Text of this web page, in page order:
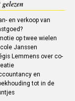
gelezen
en verkoop van
op twee wielen
Janssen
Lemmens over co-
en
tot in de